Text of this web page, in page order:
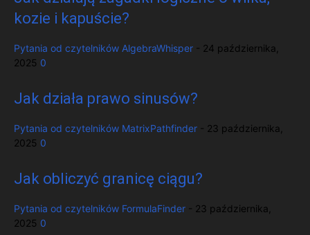
kozie i kapuście?
Pytania od czytelników AlgebraWhisper
24 października,
2025 0
Jak działa prawo sinusów?
Pytania od czytelników MatrixPathfinder
23 października,
2025 0
Jak obliczyć granicę ciągu?
Pytania od czytelników FormulaFinder
23 października,
2025 0